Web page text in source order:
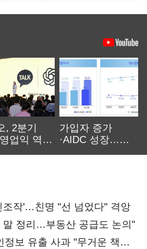
, 2분기
업익 역대
가입자 증가
·AIDC 성장…
조작'…친명 "선 넘었다" 격앙
말 정리…부동산 공급도 논의"
정보 유출 사과 "무거운 책임